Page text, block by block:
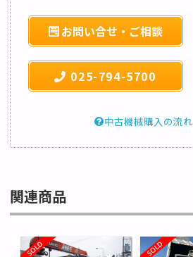
お問い合せ・ご相談
025-794-5700
中古機械購入の流れ
関連商品